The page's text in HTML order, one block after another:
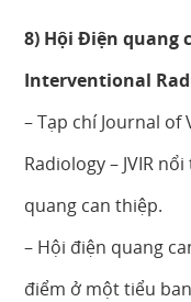
8) Hội Điện quang
Interventional
– Tạp chí Journal
Radiology – JVIR
quang can thiệp.
– Hội điện quang
điểm ở một tiểu